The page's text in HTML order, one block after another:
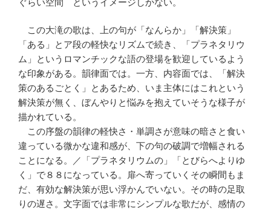
この大滝の歌は、上の句が「なんらか」「解決策」
「ある」とア段の軽快なリズムで続き、「プラネタリウ
ム」というロマンチックな語の登場を歓迎しているよう
な印象がある。韻律面では。一方、内容面では、「解決
策のあるごとく」とあるため、いま主体にはこれという
解決策が無く、ぼんやりと悩みを抱えていそうな様子が
描かれている。
この序盤の韻律の軽快さ・単調さが意味の暗さと食い
違っている微かな違和感が、下の句の破調で増幅される
ことになる。／「プラネタリウムの」「とびらへよりゆ
く」で８８になっている。扉へ寄っていくその瞬間もま
だ、有効な解決策が思い浮かんでいない。その時の足取
りの遅さ。文字面では非常にシンプルな歌だが、感情の